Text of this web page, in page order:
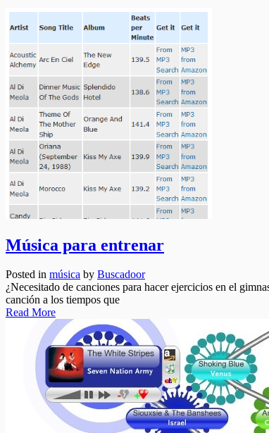
Música para entrenar
Posted in música by Buscadoor
¿Necesitado de canciones para hacer ejercicios en el
canción a los tiempos que
Read More